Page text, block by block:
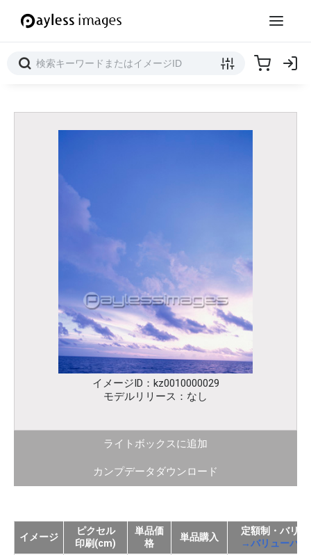
イメージID：kz0010000029
モデルリリース：なし
ライトボックスに追加
カンプデータダウンロード
イメージ
ピクセル
印刷(cm)
単品価
格
単品購入
定額制・バリ
→バリューパッ